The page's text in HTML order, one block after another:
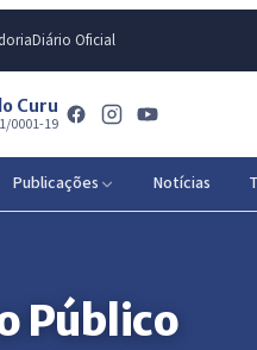
Diário Oficial
Curu
0001-19
Publicações Notícias
Público